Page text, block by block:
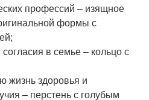
профессий – изящное
формы с
в семье – кольцо с
жизнь здоровья и
– перстень с голубым